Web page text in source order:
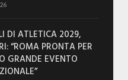
DI ATLETICA 2029,
“ROMA PRONTA PER
GRANDE EVENTO